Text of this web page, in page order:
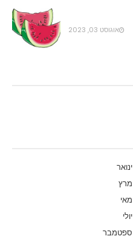
אוגוסט 03, 2023
ינואר
מרץ
מאי
יולי
ספטמבר